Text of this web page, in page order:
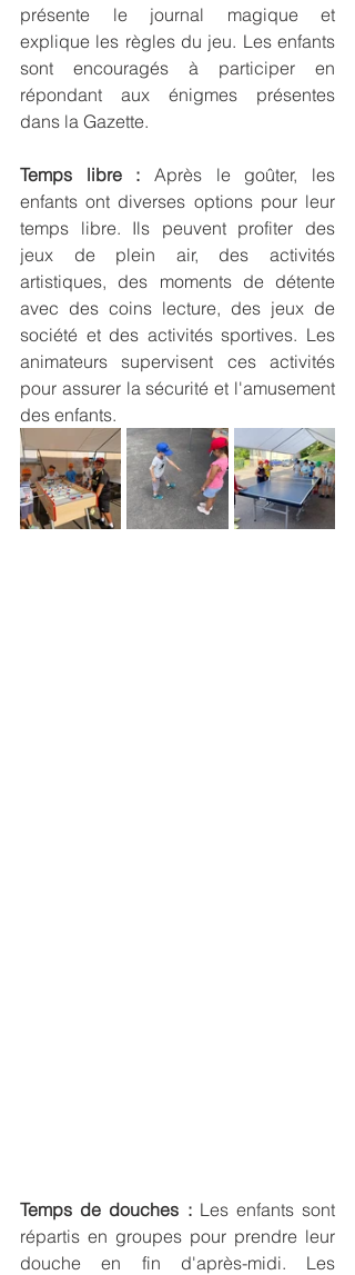
présente le journal magique et
explique les règles du jeu. Les enfants
sont encouragés à participer en
répondant aux énigmes présentes
dans la Gazette.
Temps libre : Après le goûter, les
enfants ont diverses options pour leur
temps libre. Ils peuvent profiter des
jeux de plein air, des activités
artistiques, des moments de détente
avec des coins lecture, des jeux de
société et des activités sportives. Les
animateurs supervisent ces activités
pour assurer la sécurité et l'amusement
des enfants.
Temps de douches : Les enfants sont
répartis en groupes pour prendre leur
douche en fin d'après-midi. Les